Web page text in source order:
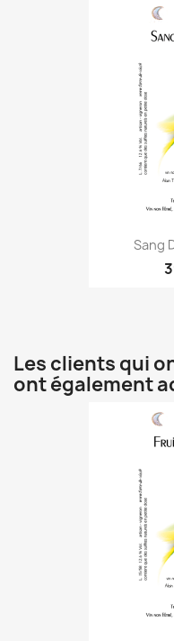
Sang
Les clients qui
ont également